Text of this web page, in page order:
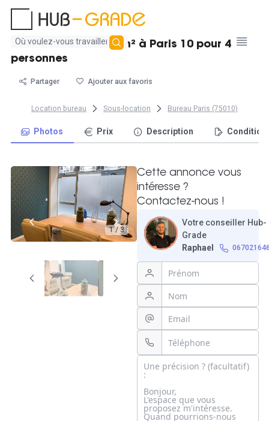
Aucun
trouvé
Location bureau 15 m² à Paris 10 pour 4
personnes
Partager Ajouter aux favoris
Location bureau Sous-location Bureau Paris (75010)
Photos Prix Description
1 / 3
Cette annonce vous
intéresse ?
Contactez-nous !
Votre conseiller Hub-
Grade
Raphael